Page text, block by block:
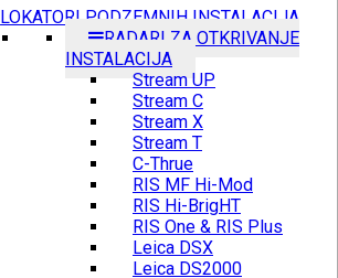
LOKATORI PODZEMNIH INSTALACIJA
RADARI ZA OTKRIVANJE
INSTALACIJA
Stream UP
Stream C
Stream X
Stream T
C-Thrue
RIS MF Hi-Mod
RIS Hi-BrigHT
RIS One & RIS Plus
Leica DSX
Leica DS2000